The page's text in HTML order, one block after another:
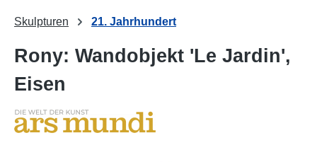
Skulpturen 21. Jahrhundert
Rony: Wandobjekt 'Le Jardin',
Eisen